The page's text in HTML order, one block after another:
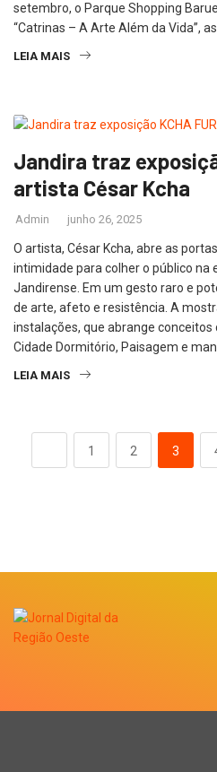
setembro, o Parque Shopping
“Catrinas – A Arte Além da Vida”,
LEIA MAIS
Jandira traz
artista César Kcha
Admin junho 26, 2025
O artista, César Kcha, abre as
intimidade para colher o público na
Jandirense. Em um gesto raro e
de arte, afeto e resistência. A
instalações, que abrange conceitos
Cidade Dormitório, Paisagem e
LEIA MAIS
1 2 3